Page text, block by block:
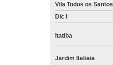
Vila Todos os Santos
Dic I
Itatiba
Jardim Itatiaia